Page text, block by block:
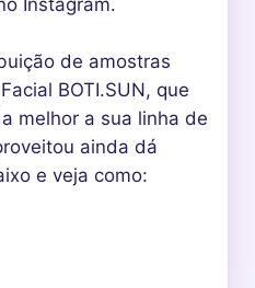
Instagram.
de amostras
BOTI.SUN, que
melhor a sua linha de
ainda dá
e veja como: